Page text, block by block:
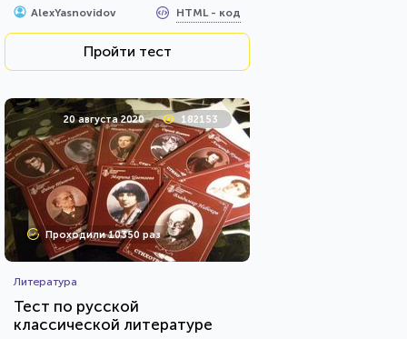
AlexYasnovidov HTML - код
Пройти тест
20 августа 2020 182153
Проходили 10350 раз
Литература
Тест по русской
классической литературе